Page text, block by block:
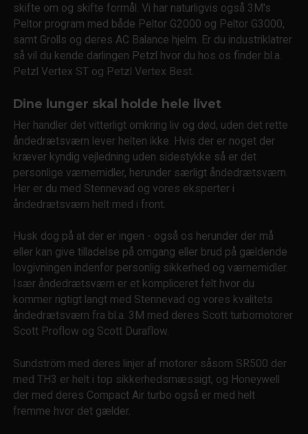
skifte om og skifte formål. Vi har naturligvis også 3M's
Peltor program med både Peltor G2000 og Peltor G3000,
samt Grolls og deres AC Balance hjelm. Er du industriklatrer
så vil du kende darlingen Petzl hvor du hos os finder bl.a.
Petzl Vertex ST og Petzl Vertex Best.
Dine lunger skal holde hele livet
Her handler det vitterligt omkring liv og død, uden det rette
åndedrætsværn lever helten ikke. Hvis der er noget der
kræver kyndig vejledning uden sidestykke så er det
personlige værnemidler, herunder særligt åndedrætsværn.
Her er du med Stennevad og vores eksperter i
åndedrætsværn helt med i front.
Husk dog på at der er ingen - også os herunder der må
eller kan give tilladelse på omgang eller brud på gældende
lovgivningen indenfor personlig sikkerhed og værnemidler.
Især åndedrætsværn er et kompliceret felt hvor du
kommer rigtigt langt med Stennevad og vores kvalitets
åndedrætsværn fra bl.a. 3M med deres Scott turbomotorer
Scott Proflow og Scott Duraflow.
Sundström med deres linjer af motorer såsom SR500 der
med TH3 er helt i top sikkerhedsmæssigt, og Honeywell
der med deres Compact Air turbo også er med helt
fremme hvor det gælder.